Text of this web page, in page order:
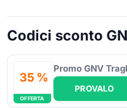
Codici sconto
35 %
OFFERTA
Promo GNV
PROVALO